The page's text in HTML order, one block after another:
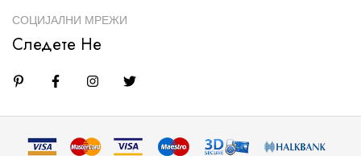
СОЦИЈАЛНИ МРЕЖИ
Следете Не